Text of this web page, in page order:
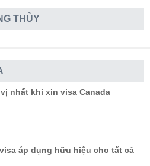
THỦY
nhất khi xin visa Canada
áp dụng hữu hiệu cho tất cả